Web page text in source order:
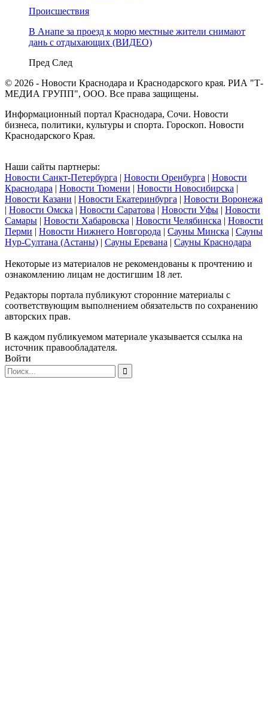
Происшествия
В Анапе за проезд к морю местные жители снимают
дань с отдыхающих (ВИДЕО)
Пред След
© 2026 - Новости Краснодара и Краснодарского края. РИА "Т-
МЕДИА ГРУПП", ООО. Все права защищены.
Информационный портал Краснодара, Сочи. Новости
бизнеса, политики, культуры и спорта. Гороскоп. Новости
Краснодарского Края.
Наши сайты партнеры:
Новости Санкт-Петербурга | Новости Оренбурга | Новости
Краснодара | Новости Тюмени | Новости Новосибирска |
Новости Казани | Новости Екатеринбурга | Новости Воронежа
| Новости Омска | Новости Саратова | Новости Уфы | Новости
Самары | Новости Хабаровска | Новости Челябинска | Новости
Перми | Новости Нижнего Новгорода | Сауны Минска | Сауны
Нур-Султана (Астаны) | Сауны Еревана | Сауны Краснодара
Некоторые из материалов не рекомендованы к прочтению и
ознакомлению лицам не достигшим 18 лет.
Редакторы портала публикуют сторонние материалы с
соответствующим выполнением обязательств по сохранению
авторских прав.
В каждом публикуемом материале указывается ссылка на
источник правообладателя.
Войти